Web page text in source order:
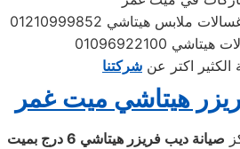
الكثير اكتر عن شركتنا
هيتاشي ميت غمر
صيانة ديب فريزر هيتاشي
6 درج بميت